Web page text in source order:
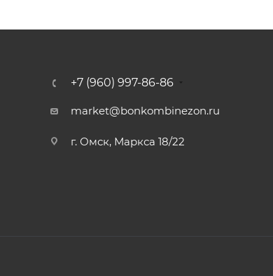
+7 (960) 997-86-86
market@bonkombinezon.ru
г. Омск, Маркса 18/22